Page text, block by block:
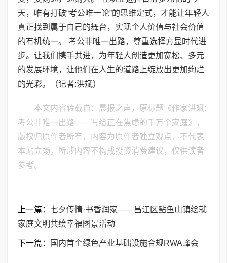
天，唯有打破“考公唯一论”的思维定式，才能让年轻人
真正找到属于自己的舞台，实现个人价值与社会价值
的有机统一。 考公非唯一出路，尊重选择方显时代进
步。让我们携手共进，为年轻人创造更加宽松、多元
的发展环境，让他们在人生的道路上绽放出更加绚烂
的光彩。（记者:洪斌）
本文内容转载自：晨报之声，原标题《作家洪斌:
考公非唯一出路——写给正在焦虑的千万个家庭》，
版权归原作者所有，内容为原作者独立观点，不代表
本站立场。所涉内容不构成投资消费建议，仅供读者
参考。
上一篇： 七夕传情·书香润家——昌江区鲇鱼山镇绘就
家庭文明共绘幸福图景活动
下一篇： 国内首个绿色产业基础设施合规RWA峰会